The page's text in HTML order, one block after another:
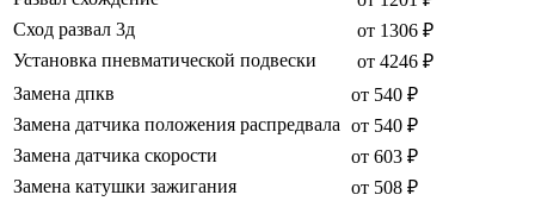
Сход развал 3д
от 1306 ₽
Установка пневматической подвески
от 4246 ₽
Замена дпкв
от 540 ₽
Замена датчика положения распредвала от 540 ₽
Замена датчика скорости
от 603 ₽
Замена катушки зажигания
от 508 ₽